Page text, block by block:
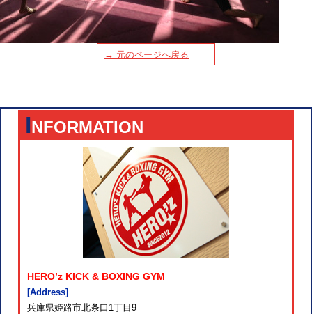
→ 元のページへ戻る
INFORMATION
HERO’z KICK & BOXING GYM
[Address]
兵庫県姫路市北条口1丁目9